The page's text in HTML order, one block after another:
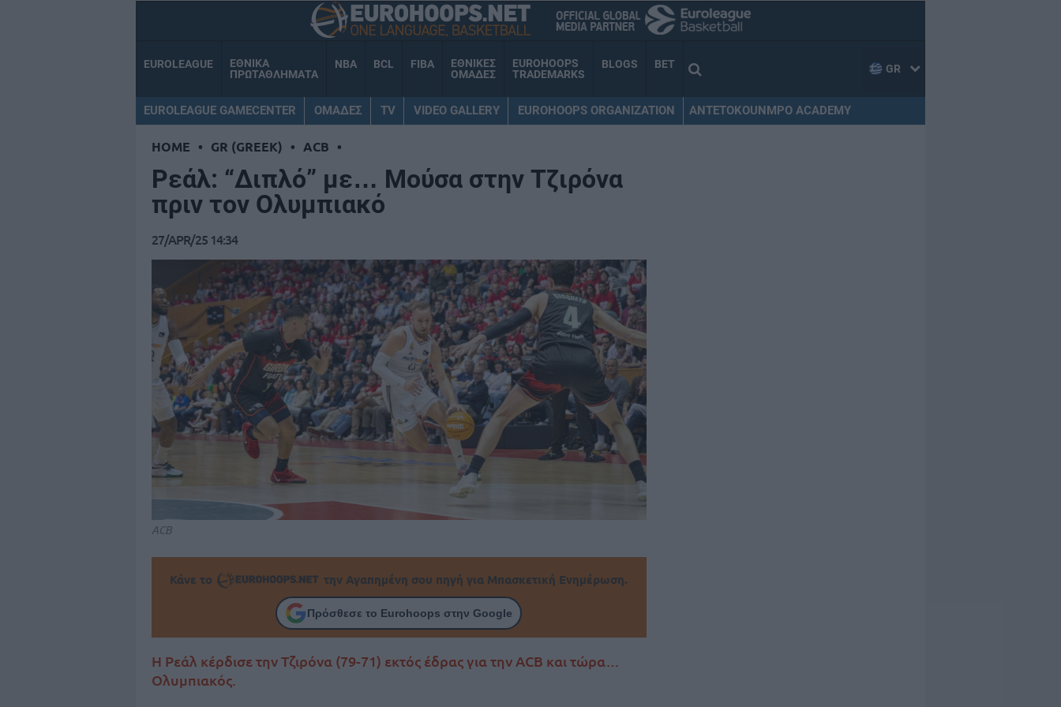
EUROLEAGUE
ΕΘΝΙΚΑ
ΠΡΩΤΑΘΛΗΜΑΤΑ
NBA BCL FIBA
ΕΘΝΙΚΕΣ
ΟΜΑΔΕΣ
EUROHOOPS
TRADEMARKS
BLOGS BET GR
EUROLEAGUE GAMECENTER ΟΜΑΔΕΣ TV VIDEO GALLERY EUROHOOPS ORGANIZATION ANTETOKOUNMPO ACADEMY
HOME • GR (GREEK) • ACB •
Ρεάλ: “Διπλό” με… Μούσα στην Τζιρόνα
πριν τον Ολυμπιακό
27/APR/25 14:34
ACB
Κάνε το την Αγαπημένη σου πηγή για Μπασκετική Ενημέρωση.
Πρόσθεσε το Eurohoops στην Google
Η Ρεάλ κέρδισε την Τζιρόνα (79-71) εκτός έδρας για την ACB και τώρα…
Ολυμπιακός.